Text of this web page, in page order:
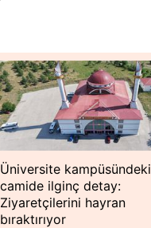
Üniversite kampüsündeki
camide ilginç detay:
Ziyaretçilerini hayran
bıraktırıyor